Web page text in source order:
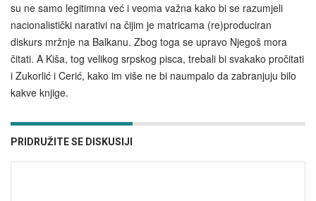
su ne samo legitimna već i veoma važna kako bi se razumjeli
nacionalistički narativi na čijim je matricama (re)produciran
diskurs mržnje na Balkanu. Zbog toga se upravo Njegoš mora
čitati. A Kiša, tog velikog srpskog pisca, trebali bi svakako pročitati
i Zukorlić i Cerić, kako im više ne bi naumpalo da zabranjuju bilo
kakve knjige.
PRIDRUŽITE SE DISKUSIJI